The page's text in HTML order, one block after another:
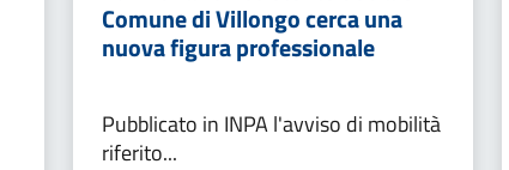
Comune di Villongo cerca una
nuova figura professionale
Pubblicato in INPA l'avviso di mobilità
riferito...